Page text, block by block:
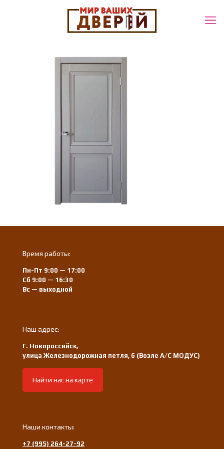
Время работы:
Пн-Пт 9:00 — 17:00
Сб 9:00 — 16:30
Вс — выходной
Наш адрес:
Г. Новороссийск,
улица Железнодорожная петля, 6 (Возле А/С МОДУС)
Найти нас на карте
Наши контакты:
+7 (995) 264-27-92